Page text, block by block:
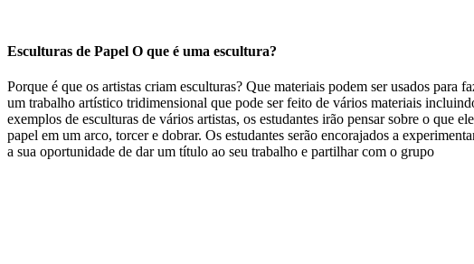
Esculturas de Papel O que é uma escultura?
Porque é que os artistas criam esculturas? Que materiais podem ser usados para
um trabalho artístico tridimensional que pode ser feito de vários materiais
exemplos de esculturas de vários artistas, os estudantes irão pensar sobre o que
papel em um arco, torcer e dobrar. Os estudantes serão encorajados a
a sua oportunidade de dar um título ao seu trabalho e partilhar com o grupo